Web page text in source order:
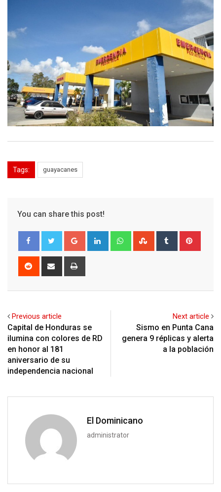
Tags: guayacanes
You can share this post!
Google+ LinkedIn WhatsappStumbleUpon
Tumblr
Reddit
Share
Previous article
Capital de Honduras se
ilumina con colores de RD
en honor al 181
aniversario de su
independencia nacional
Next article
Sismo en Punta Cana
genera 9 réplicas y alerta
a la población
El Dominicano
administrator